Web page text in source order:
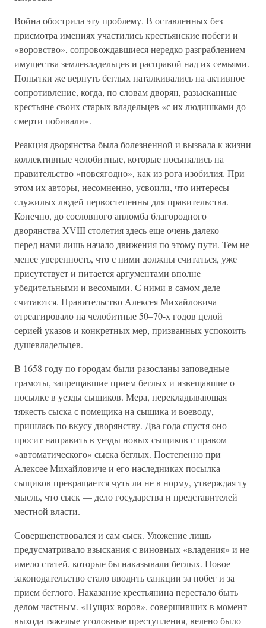
Война обострила эту проблему. В оставленных без
присмотра имениях участились крестьянские побеги и
«воровство», сопровождавшиеся нередко разграблением
имущества землевладельцев и расправой над их семьями.
Попытки же вернуть беглых наталкивались на активное
сопротивление, когда, по словам дворян, разысканные
крестьяне своих старых владельцев «с их людишками до
смерти побивали».
Реакция дворянства была болезненной и вызвала к жизни
коллективные челобитные, которые посыпались на
правительство «повсягодно», как из рога изобилия. При
этом их авторы, несомненно, усвоили, что интересы
служилых людей первостепенны для правительства.
Конечно, до сословного апломба благородного
дворянства XVIII столетия здесь еще очень далеко —
перед нами лишь начало движения по этому пути. Тем не
менее уверенность, что с ними должны считаться, уже
присутствует и питается аргументами вполне
убедительными и весомыми. С ними в самом деле
считаются. Правительство Алексея Михайловича
отреагировало на челобитные 50–70-х годов целой
серией указов и конкретных мер, призванных успокоить
душевладельцев.
В 1658 году по городам были разосланы заповедные
грамоты, запрещавшие прием беглых и извещавшие о
посылке в уезды сыщиков. Мера, перекладывающая
тяжесть сыска с помещика на сыщика и воеводу,
пришлась по вкусу дворянству. Два года спустя оно
просит направить в уезды новых сыщиков с правом
«автоматического» сыска беглых. Постепенно при
Алексее Михайловиче и его наследниках посылка
сыщиков превращается чуть ли не в норму, утверждая ту
мысль, что сыск — дело государства и представителей
местной власти.
Совершенствовался и сам сыск. Уложение лишь
предусматривало взыскания с виновных «владения» и не
имело статей, которые бы наказывали беглых. Новое
законодательство стало вводить санкции за побег и за
прием беглого. Наказание крестьянина перестало быть
делом частным. «Пущих воров», совершивших в момент
выхода тяжелые уголовные преступления, велено было